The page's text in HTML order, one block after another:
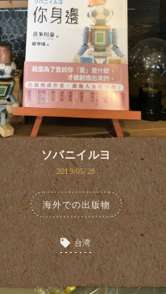
ソバニイルヨ
2019/05/28
海外での出版物
台湾